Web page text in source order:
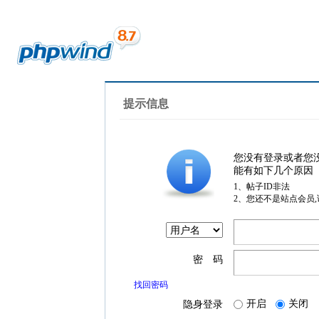
提示信息
您没有登录或者您
能有如下几个原因
1、帖子ID非法
2、您还不是站点会员
密 码
找回密码
隐身登录 开启 关闭